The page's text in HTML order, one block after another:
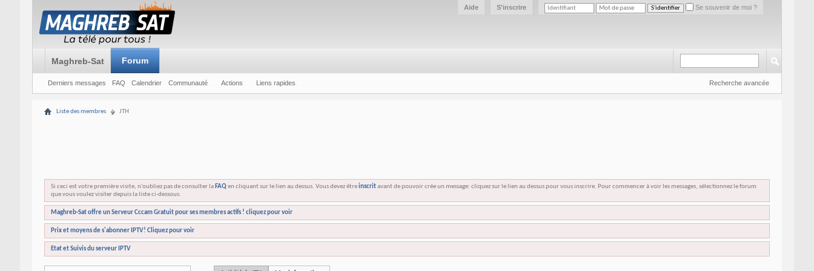
Se souvenir de moi ?
S'inscrire
Aide
Maghreb-Sat Forum
Derniers messages FAQ Calendrier Communauté Actions Liens rapides Recherche avancée
Liste des membres JTH
Si ceci est votre première visite, n'oubliez pas de consulter la FAQen cliquant sur le lien au dessus. Vous devez êtreinscritavant de pouvoir crée un message: cliquez sur le lien au dessus pour vous inscrire. Pour commencer à voir les messages, sélectionnez le forum
que vous voulez visiter depuis la liste ci-dessous.
Maghreb-Sat offre un Serveur Cccam Gratuit pour ses membres actifs ! cliquez pour voir
Prix et moyens de s'abonner IPTV! Cliquez pour voir
Etat et Suivis du serveur IPTV